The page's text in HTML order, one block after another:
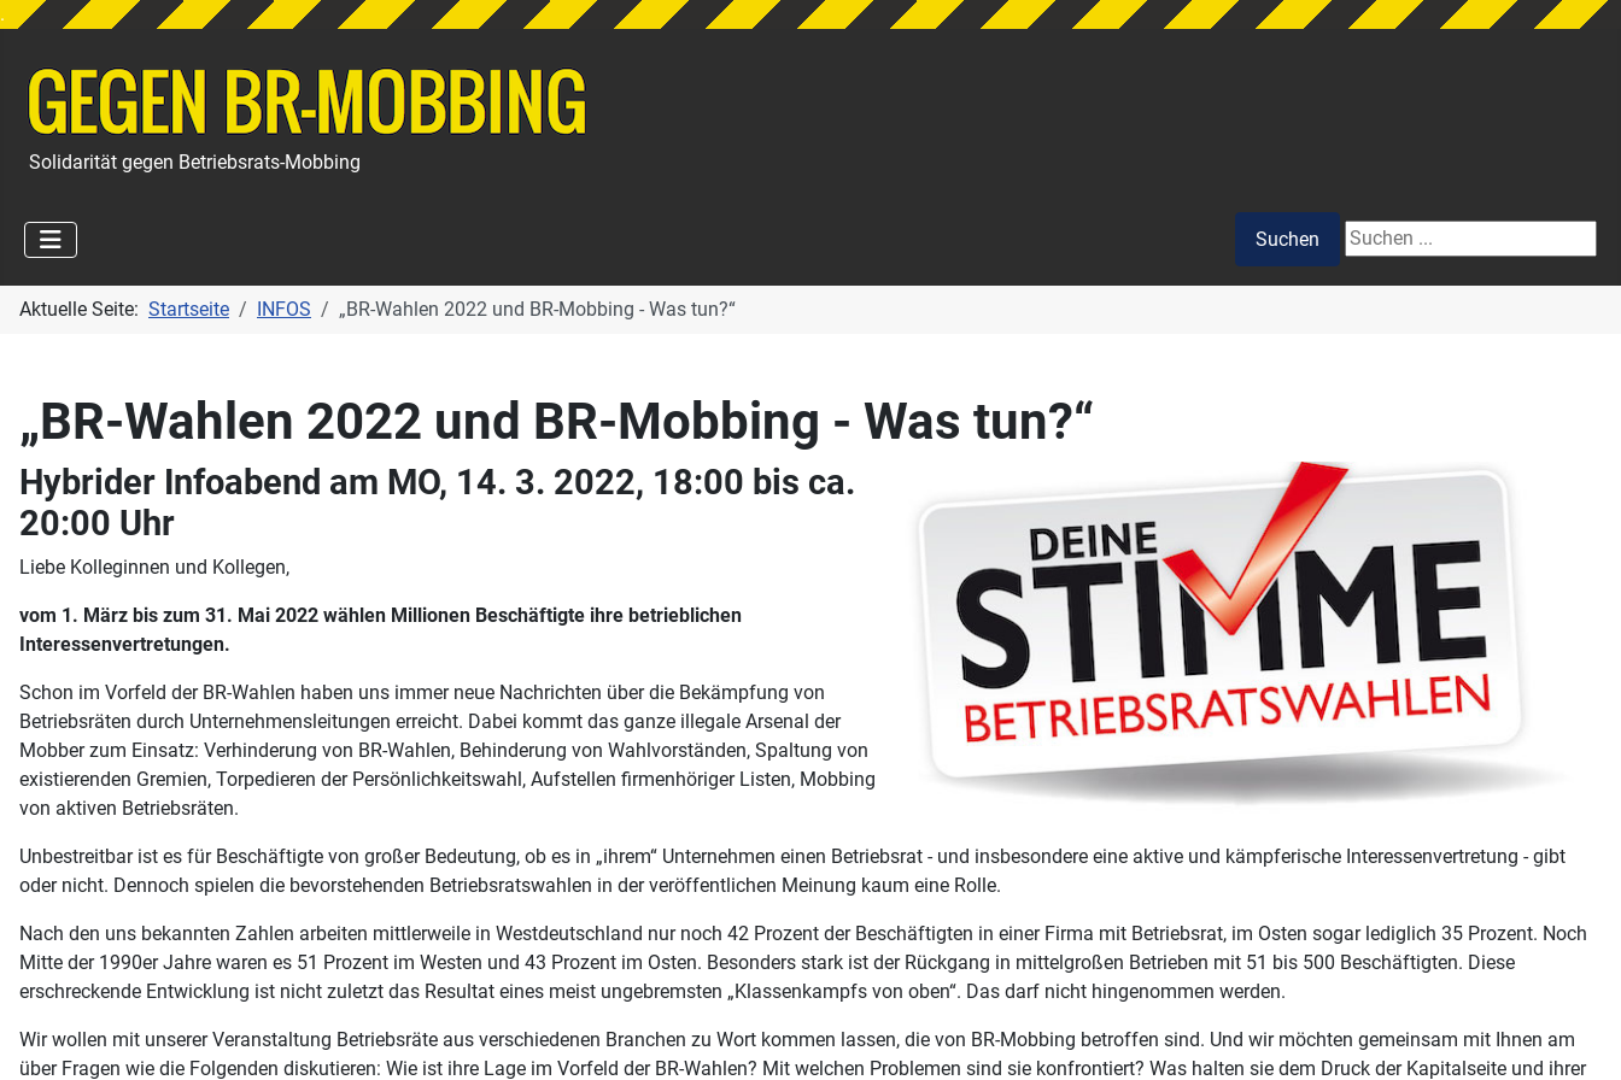
.
Solidarität gegen Betriebsrats-Mobbing
Suchen
Suchen
Aktuelle Seite: Startseite INFOS „BR-Wahlen 2022 und BR-Mobbing - Was tun?“
„BR-Wahlen 2022 und BR-Mobbing - Was tun?“
Hybrider Infoabend am MO, 14. 3. 2022, 18:00 bis ca.
20:00 Uhr
Liebe Kolleginnen und Kollegen,
vom 1. März bis zum 31. Mai 2022 wählen Millionen Beschäftigte ihre betrieblichen
Interessenvertretungen.
Schon im Vorfeld der BR-Wahlen haben uns immer neue Nachrichten über die Bekämpfung von
Betriebsräten durch Unternehmensleitungen erreicht. Dabei kommt das ganze illegale Arsenal der
Mobber zum Einsatz: Verhinderung von BR-Wahlen, Behinderung von Wahlvorständen, Spaltung von
existierenden Gremien, Torpedieren der Persönlichkeitswahl, Aufstellen firmenhöriger Listen, Mobbing
von aktiven Betriebsräten.
Unbestreitbar ist es für Beschäftigte von großer Bedeutung, ob es in „ihrem“ Unternehmen einen Betriebsrat - und insbesondere eine aktive und kämpferische Interessenvertretung - gibt
oder nicht. Dennoch spielen die bevorstehenden Betriebsratswahlen in der veröffentlichen Meinung kaum eine Rolle.
Nach den uns bekannten Zahlen arbeiten mittlerweile in Westdeutschland nur noch 42 Prozent der Beschäftigten in einer Firma mit Betriebsrat, im Osten sogar lediglich 35 Prozent. Noch
Mitte der 1990er Jahre waren es 51 Prozent im Westen und 43 Prozent im Osten. Besonders stark ist der Rückgang in mittelgroßen Betrieben mit 51 bis 500 Beschäftigten. Diese
erschreckende Entwicklung ist nicht zuletzt das Resultat eines meist ungebremsten „Klassenkampfs von oben“. Das darf nicht hingenommen werden.
Wir wollen mit unserer Veranstaltung Betriebsräte aus verschiedenen Branchen zu Wort kommen lassen, die von BR-Mobbing betroffen sind. Und wir möchten gemeinsam mit Ihnen am
über Fragen wie die Folgenden diskutieren: Wie ist ihre Lage im Vorfeld der BR-Wahlen? Mit welchen Problemen sind sie konfrontiert? Was halten sie dem Druck der Kapitalseite und ihrer